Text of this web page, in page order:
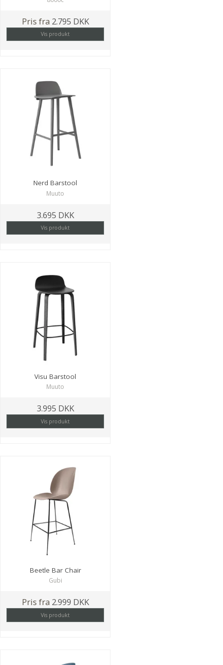
Pris fra 2.795 DKK
Vis produkt
Nerd Barstool
Muuto
3.695 DKK
Vis produkt
Visu Barstool
Muuto
3.995 DKK
Vis produkt
Beetle Bar Chair
Gubi
Pris fra 2.999 DKK
Vis produkt